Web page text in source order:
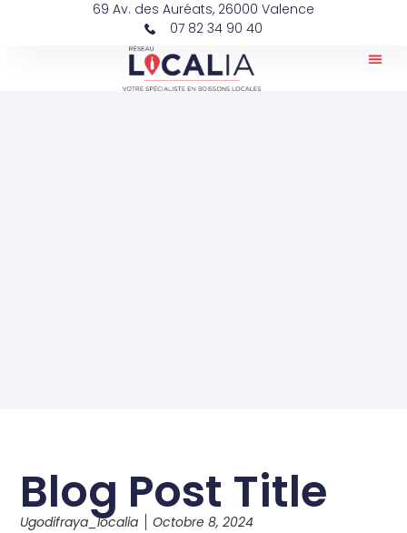
69 Av. des Auréats, 26000 Valence
07 82 34 90 40
Blog Post Title
Ugodifraya_localia Octobre 8, 2024